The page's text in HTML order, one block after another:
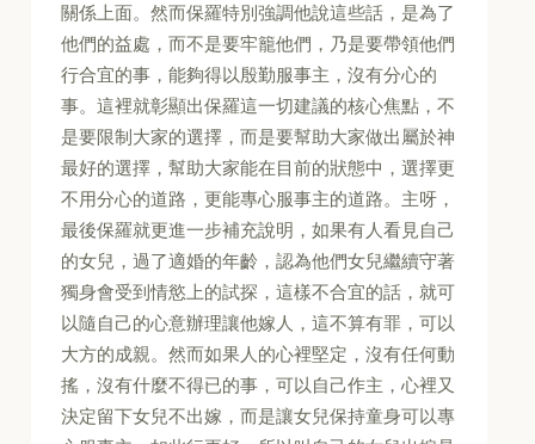
關係上面。然而保羅特別強調他說這些話，是為了
他們的益處，而不是要牢籠他們，乃是要帶領他們
行合宜的事，能夠得以殷勤服事主，沒有分心的
事。這裡就彰顯出保羅這一切建議的核心焦點，不
是要限制大家的選擇，而是要幫助大家做出屬於神
最好的選擇，幫助大家能在目前的狀態中，選擇更
不用分心的道路，更能專心服事主的道路。主呀，
最後保羅就更進一步補充說明，如果有人看見自己
的女兒，過了適婚的年齡，認為他們女兒繼續守著
獨身會受到情慾上的試探，這樣不合宜的話，就可
以隨自己的心意辦理讓他嫁人，這不算有罪，可以
大方的成親。然而如果人的心裡堅定，沒有任何動
搖，沒有什麼不得已的事，可以自己作主，心裡又
決定留下女兒不出嫁，而是讓女兒保持童身可以專